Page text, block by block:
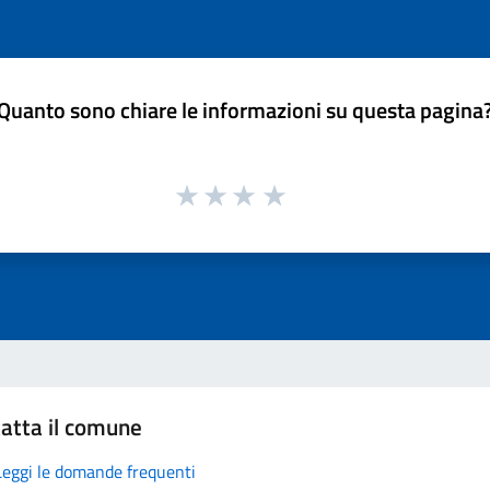
sono chiare le informazioni su questa
il comune
le domande frequenti